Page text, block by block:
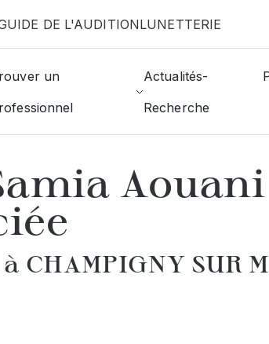
DE L'AUDITIONLUNETTERIE
un
Actualités-
Recherche
opticien Champigny-Sur-Marne Atol
Aouani
CHAMPIGNY SUR